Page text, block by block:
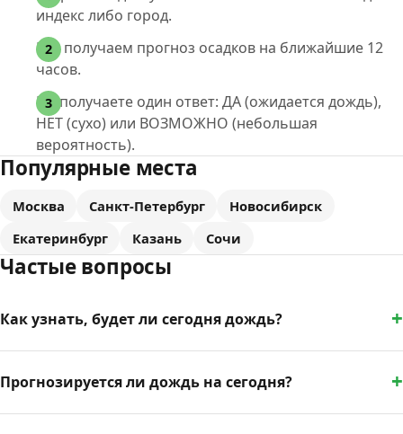
индекс либо город.
Мы получаем прогноз осадков на ближайшие 12
часов.
Вы получаете один ответ: ДА (ожидается дождь),
НЕТ (сухо) или ВОЗМОЖНО (небольшая
вероятность).
Популярные места
Москва Санкт-Петербург
Новосибирск
Екатеринбург
Казань Сочи
Частые вопросы
Как узнать, будет ли сегодня дождь?
Прогнозируется ли дождь на сегодня?